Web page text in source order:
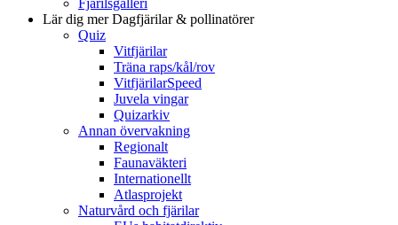
Lär dig merDagfjärilar & pollinatörer
Quiz
Vitfjärilar
Träna raps/kål/rov
VitfjärilarSpeed
Juvela vingar
Quizarkiv
Annan övervakning
Regionalt
Faunaväkteri
Internationellt
Atlasprojekt
Naturvård och fjärilar